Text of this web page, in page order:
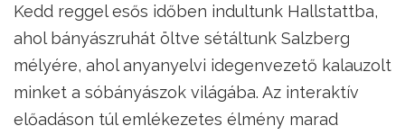
Kedd reggel esős időben indultunk Hallstattba,
ahol bányászruhát öltve sétáltunk Salzberg
mélyére, ahol anyanyelvi idegenvezető kalauzolt
minket a sóbányászok világába. Az interaktív
előadáson túl emlékezetes élmény marad